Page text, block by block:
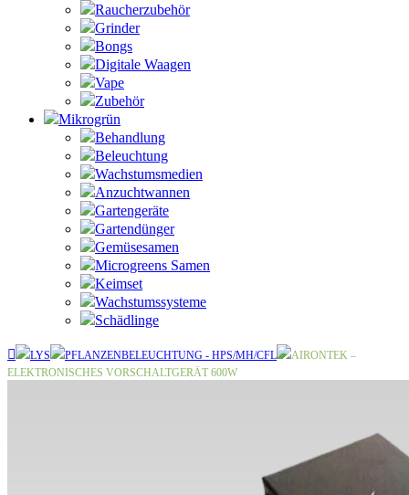
Raucherzubehör
Grinder
Bongs
Digitale Waagen
Vape
Zubehör
Mikrogrün
Behandlung
Beleuchtung
Wachstumsmedien
Anzuchtwannen
Gartengeräte
Gartendünger
Gemüsesamen
Microgreens Samen
Keimset
Wachstumssysteme
Schädlinge
LYS PFLANZENBELEUCHTUNG - HPS/MH/CFL
AIRONTEK –
ELEKTRONISCHES VORSCHALTGERÄT 600W